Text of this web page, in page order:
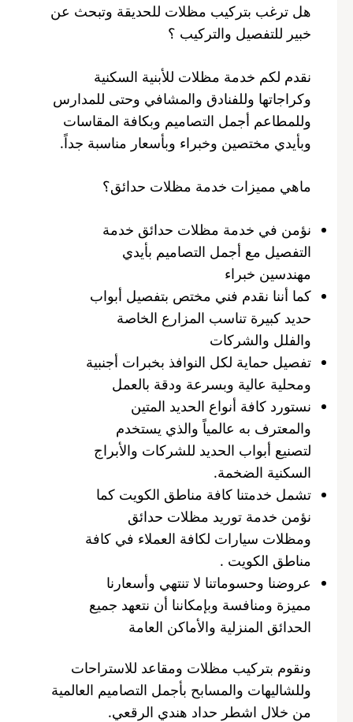
هل ترغب بتركيب مظلات للحديقة وتبحث عن
خبير للتفصيل والتركيب ؟
نقدم لكم خدمة مظلات للأبنية السكنية
وكراجاتها وللفنادق والمشافي وحتى للمدارس
وللمطاعم أجمل التصاميم وبكافة المقاسات
وبأيدي مختصين وخبراء وبأسعار مناسبة جداً.
ماهي مميزات خدمة مظلات حدائق؟
نؤمن في خدمة مظلات حدائق خدمة
التفصيل مع أجمل التصاميم بأيدي
مهندسين خبراء
كما أننا نقدم فني مختص بتفصيل أبواب
حديد كبيرة تناسب المزارع الخاصة
والفلل والشركات
تفصيل حماية لكل النوافذ بخبرات أجنبية
ومحلية عالية وبسرعة ودقة بالعمل
نستورد كافة أنواع الحديد المتين
والمعترف به عالمياً والذي يستخدم
لتصنيع أبواب الحديد للشركات والأبراج
السكنية الضخمة.
تشمل خدمتنا كافة مناطق الكويت كما
نؤمن خدمة توريد مظلات حدائق
ومظلات سيارات لكافة العملاء في كافة
مناطق الكويت .
عروضنا وحسوماتنا لا تنتهي وأسعارنا
مميزة ومنافسة وبإمكاننا أن نتعهد جميع
الحدائق المنزلية والأماكن العامة
ونقوم بتركيب مظلات ومقاعد للاستراحات
وللشاليهات والمسابح بأجمل التصاميم العالمية
من خلال اشطر حداد هندي الرقعي.